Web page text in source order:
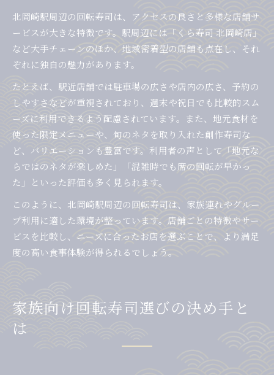
北岡崎駅周辺の回転寿司は、アクセスの良さと多様な店舗サ
ービスが大きな特徴です。駅周辺には「くら寿司 北岡崎店」
など大手チェーンのほか、地域密着型の店舗も点在し、それ
ぞれに独自の魅力があります。
たとえば、駅近店舗では駐車場の広さや店内の広さ、予約の
しやすさなどが重視されており、週末や祝日でも比較的スム
ーズに利用できるよう配慮されています。また、地元食材を
使った限定メニューや、旬のネタを取り入れた創作寿司な
ど、バリエーションも豊富です。利用者の声として「地元な
らではのネタが楽しめた」「混雑時でも席の回転が早かっ
た」といった評価も多く見られます。
このように、北岡崎駅周辺の回転寿司は、家族連れやグルー
プ利用に適した環境が整っています。店舗ごとの特徴やサー
ビスを比較し、ニーズに合ったお店を選ぶことで、より満足
度の高い食事体験が得られるでしょう。
家族向け回転寿司選びの決め手と
は